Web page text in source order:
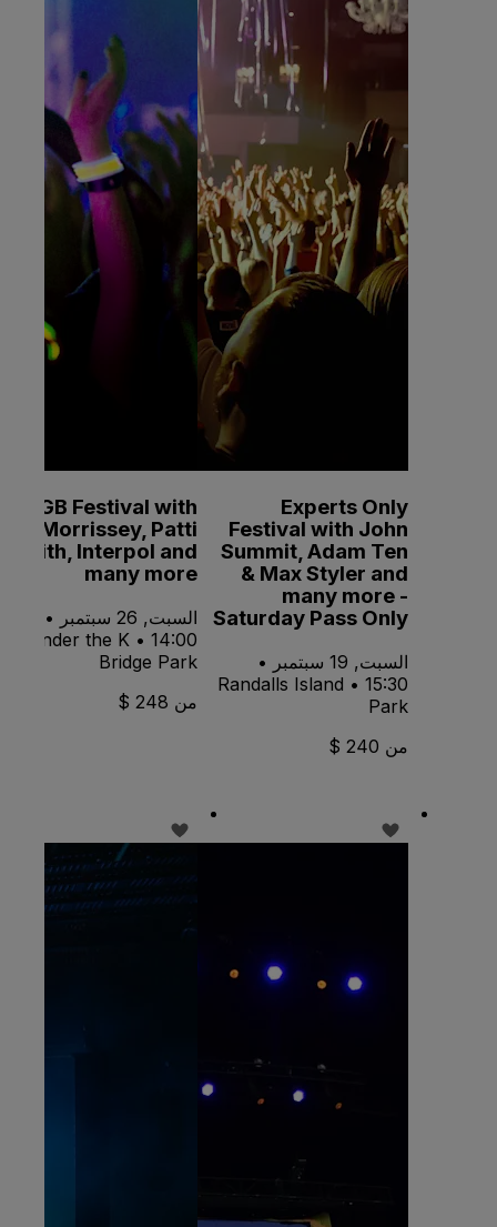
Experts Only
Festival with John
Summit, Adam Ten
& Max Styler and
many more -
Saturday Pass Only
السبت, 19 سبتمبر •
15:30 • Randalls Island
Park
من 240 $
CBGB Festival with
Morrissey, Patti
Smith, Interpol and
many more
السبت, 26 سبتمبر •
14:00 • Under the K
Bridge Park
من 248 $